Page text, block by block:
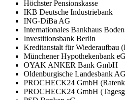
Höchster Pensionskasse
IKB Deutsche Industriebank
ING-DiBa AG
Internationales Bankhaus
Investitionsbank Berlin
Kreditanstalt für Wiederaufbau
Münchener Hypothekenbank eG
OYAK ANKER Bank GmbH
Oldenburgische Landesbank AG
PROCHECK24 GmbH
PROCHECK24 GmbH